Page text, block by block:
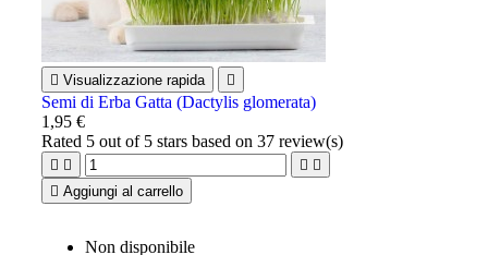
 Visualizzazione rapida 
Semi di Erba Gatta (Dactylis glomerata)
1,95 €
Rated 5 out of 5 stars based on37 review(s)
   
 Aggiungi al carrello
Non disponibile